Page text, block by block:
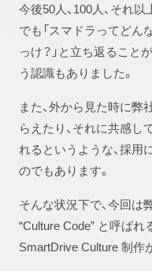
今後50人、100人、それ
でも「スマドラってど
っけ？」と立ち返ること
う認識もありました。
また、外から見た時に
らえたり、それに共感し
れるというような、採用
のでもあります。
そんな状況下で、今回は
“Culture Code” と呼ばれ
SmartDrive Culture 制作